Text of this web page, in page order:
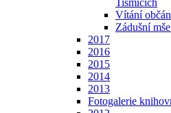
Tismicích
Vítání
Zádušní
2017
2016
2015
2014
2013
Fotogalerie